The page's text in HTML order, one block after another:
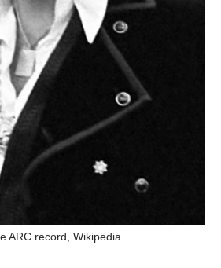
ARC record, Wikipedia.